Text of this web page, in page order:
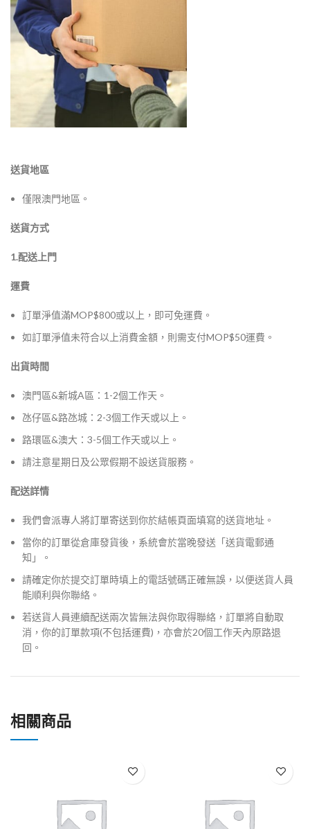
送貨地區
僅限澳門地區。
送貨方式
1.配送上門
運費
訂單淨值滿MOP$800或以上，即可免運費。
如訂單淨值未符合以上消費金額，則需支付MOP$50運費。
出貨時間
澳門區&新城A區：1-2個工作天。
氹仔區&路氹城：2-3個工作天或以上。
路環區&澳大：3-5個工作天或以上。
請注意星期日及公眾假期不設送貨服務。
配送詳情
我們會派專人將訂單寄送到你於結帳頁面填寫的送貨地址。
當你的訂單從倉庫發貨後，系統會於當晚發送「送貨電郵通
知」。
請確定你於提交訂單時填上的電話號碼正確無誤，以便送貨人員
能順利與你聯絡。
若送貨人員連續配送兩次皆無法與你取得聯絡，訂單將自動取
消，你的訂單款項(不包括運費)，亦會於20個工作天內原路退
回。
相關商品